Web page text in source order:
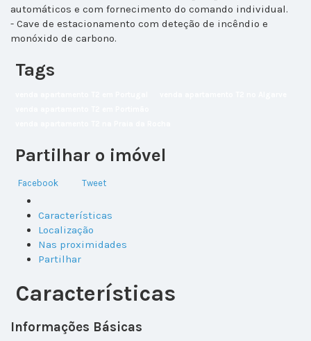
automáticos e com fornecimento do comando individual.
- Cave de estacionamento com deteção de incêndio e
monóxido de carbono.
Tags
Partilhar o imóvel
Facebook Tweet
Características
Localização
Nas proximidades
Partilhar
Características
Informações Básicas